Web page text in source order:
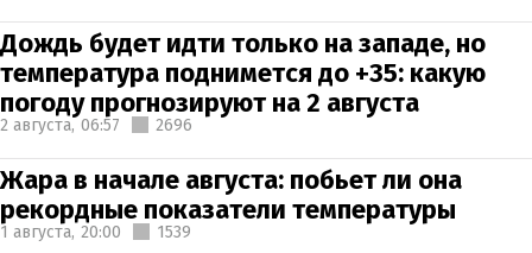
Дождь будет идти только на западе, но
температура поднимется до +35: какую
погоду прогнозируют на 2 августа
2 августа, 06:57 2696
Жара в начале августа: побьет ли она
рекордные показатели температуры
1 августа, 20:00 1539